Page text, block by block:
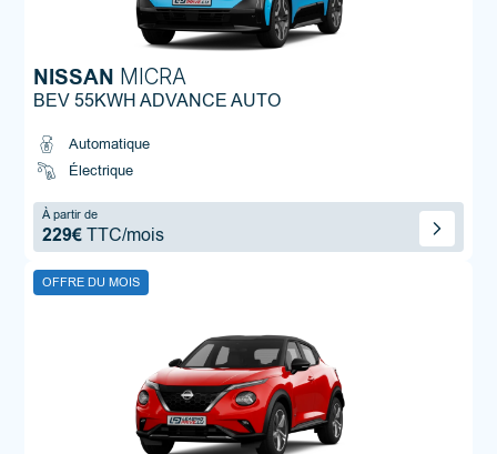
NISSAN MICRA
BEV 55KWH ADVANCE AUTO
Automatique
Électrique
À partir de
229€TTC/mois
OFFRE DU MOIS